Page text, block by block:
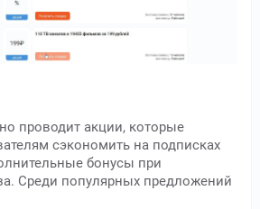
проводит акции, которые
сэкономить на подписках
бонусы при
Среди популярных предложений